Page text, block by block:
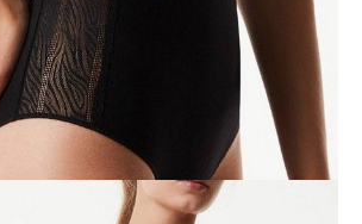
Możesz zadać pytanie, klikając przycisk